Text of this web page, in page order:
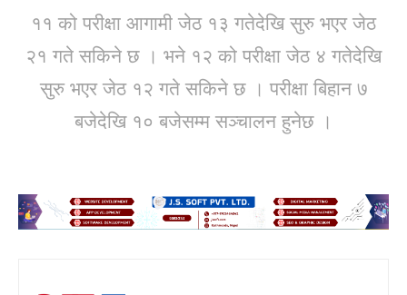
११ को परीक्षा आगामी जेठ १३ गतेदेखि सुरु भएर जेठ
२१ गते सकिने छ । भने १२ को परीक्षा जेठ ४ गतेदेखि
सुरु भएर जेठ १२ गते सकिने छ । परीक्षा बिहान ७
बजेदेखि १० बजेसम्म सञ्चालन हुनेछ ।